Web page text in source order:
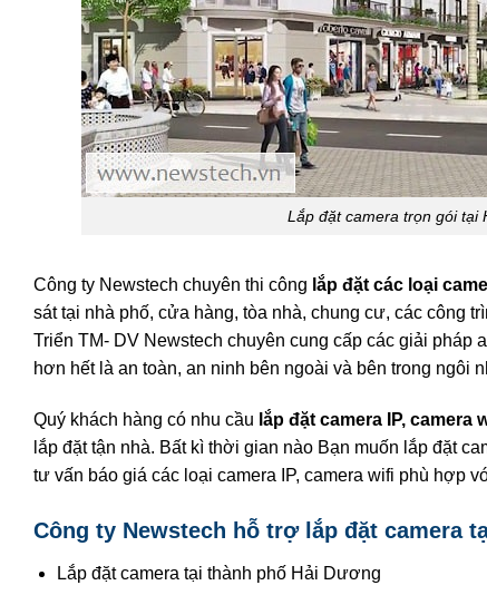
Lắp đặt camera trọn gói tại
Công ty Newstech chuyên thi công lắp đặt các loại
sát tại nhà phố, cửa hàng, tòa nhà, chung cư, các công
Triển TM- DV Newstech chuyên cung cấp các giải pháp
hơn hết là an toàn, an ninh bên ngoài và bên trong ngôi
Quý khách hàng có nhu cầu lắp đặt camera IP, camera
lắp đặt tận nhà. Bất kì thời gian nào Bạn muốn lắp đặt
tư vấn báo giá các loại camera IP, camera wifi phù hợp
Công ty Newstech hỗ trợ lắp đặt camera
Lắp đặt camera tại thành phố Hải Dương